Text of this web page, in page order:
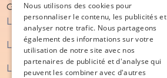
Guide
Le guide du marketing digital
Le guide du SEO
Le guide du content marketing
Nous utilisons des cookies pour
personnaliser le contenu, les publicités et
analyser notre trafic. Nous partageons
également des informations sur votre
utilisation de notre site avec nos
partenaires de publicité et d'analyse qui
peuvent les combiner avec d'autres